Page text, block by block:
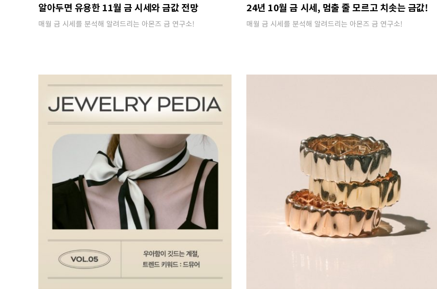
알아두면 유용한 11월 금 시세와 금값 전망
매월 금 시세를 분석해 알려드리는 아몬즈 금 연구소!
24년 10월 금 시세, 멈출 줄 모르고 치솟는 금값!
매월 금 시세를 분석해 알려드리는 아몬즈 금 연구소!